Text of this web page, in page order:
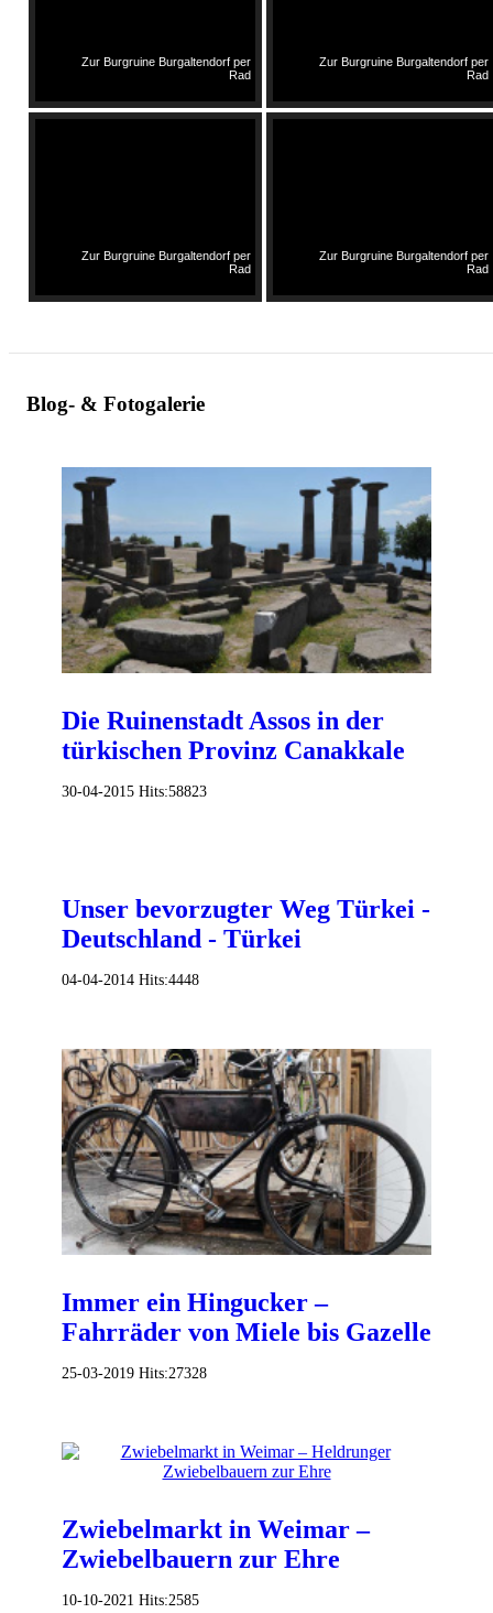
Zur Burgruine Burgaltendorf per
Rad
Zur Burgruine Burgaltendorf per
Rad
Zur Burgruine Burgaltendorf per
Rad
Zur Burgruine Burgaltendorf per
Rad
Blog- & Fotogalerie
Die Ruinenstadt Assos in der
türkischen Provinz Canakkale
30-04-2015 Hits:58823
Unser bevorzugter Weg Türkei -
Deutschland - Türkei
04-04-2014 Hits:4448
Immer ein Hingucker –
Fahrräder von Miele bis Gazelle
25-03-2019 Hits:27328
Zwiebelmarkt in Weimar –
Zwiebelbauern zur Ehre
10-10-2021 Hits:2585